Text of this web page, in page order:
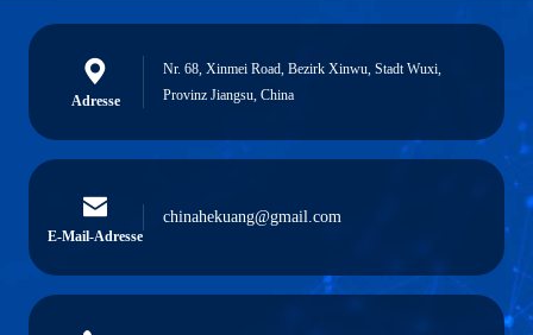
Adresse
Nr. 68, Xinmei Road, Bezirk Xinwu, Stadt Wuxi,
Provinz Jiangsu, China
E-Mail-Adresse
chinahekuang@gmail.com